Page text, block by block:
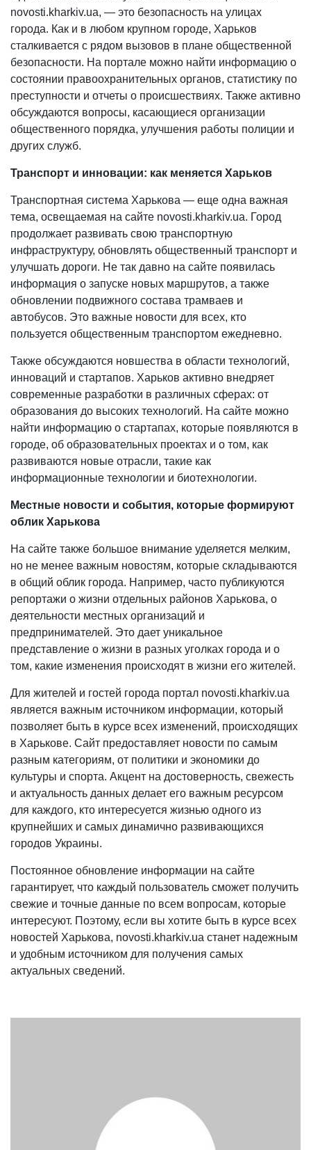
novosti.kharkiv.ua, — это безопасность на улицах
города. Как и в любом крупном городе, Харьков
сталкивается с рядом вызовов в плане общественной
безопасности. На портале можно найти информацию о
состоянии правоохранительных органов, статистику по
преступности и отчеты о происшествиях. Также активно
обсуждаются вопросы, касающиеся организации
общественного порядка, улучшения работы полиции и
других служб.
Транспорт и инновации: как меняется Харьков
Транспортная система Харькова — еще одна важная
тема, освещаемая на сайте novosti.kharkiv.ua. Город
продолжает развивать свою транспортную
инфраструктуру, обновлять общественный транспорт и
улучшать дороги. Не так давно на сайте появилась
информация о запуске новых маршрутов, а также
обновлении подвижного состава трамваев и
автобусов. Это важные новости для всех, кто
пользуется общественным транспортом ежедневно.
Также обсуждаются новшества в области технологий,
инноваций и стартапов. Харьков активно внедряет
современные разработки в различных сферах: от
образования до высоких технологий. На сайте можно
найти информацию о стартапах, которые появляются в
городе, об образовательных проектах и о том, как
развиваются новые отрасли, такие как
информационные технологии и биотехнологии.
Местные новости и события, которые формируют
облик Харькова
На сайте также большое внимание уделяется мелким,
но не менее важным новостям, которые складываются
в общий облик города. Например, часто публикуются
репортажи о жизни отдельных районов Харькова, о
деятельности местных организаций и
предпринимателей. Это дает уникальное
представление о жизни в разных уголках города и о
том, какие изменения происходят в жизни его жителей.
Для жителей и гостей города портал novosti.kharkiv.ua
является важным источником информации, который
позволяет быть в курсе всех изменений, происходящих
в Харькове. Сайт предоставляет новости по самым
разным категориям, от политики и экономики до
культуры и спорта. Акцент на достоверность, свежесть
и актуальность данных делает его важным ресурсом
для каждого, кто интересуется жизнью одного из
крупнейших и самых динамично развивающихся
городов Украины.
Постоянное обновление информации на сайте
гарантирует, что каждый пользователь сможет получить
свежие и точные данные по всем вопросам, которые
интересуют. Поэтому, если вы хотите быть в курсе всех
новостей Харькова, novosti.kharkiv.ua станет надежным
и удобным источником для получения самых
актуальных сведений.